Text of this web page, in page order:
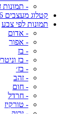
- תמונות
קטלוג מעצבים 2026
תמונות לפי צבע
- אדום
- אפור
- בז
- בז
- בז׳
- זהב
- חום
- חרדל
- טורקיז